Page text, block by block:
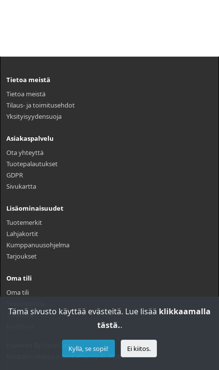
Tietoa meistä
Tietoa meistä
Tilaus- ja toimitusehdot
Yksityisyydensuoja
Asiakaspalvelu
Ota yhteyttä
Tuotepalautukset
GDPR
Sivukartta
Lisäominaisuudet
Tuotemerkit
Lahjakortit
Kumppanuusohjelma
Tarjoukset
Oma tili
Oma tili
Toivelista
OpenCart
Maatalouskauppa Iso-Karhu Oy © 2026
Tämä sivusto käyttää evästeitä. Lue lisää klikkaamalla
tästä..
Kyllä, se sopii! Ei kiitos.